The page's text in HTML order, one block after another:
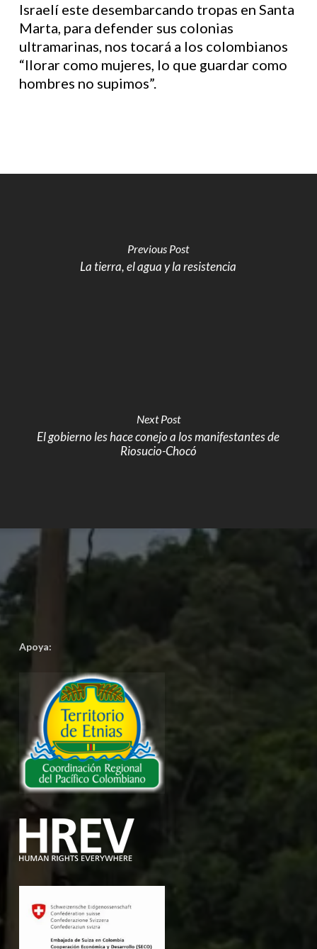
Israelí este desembarcando tropas en Santa
Marta, para defender sus colonias
ultramarinas, nos tocará a los colombianos
“llorar como mujeres, lo que guardar como
hombres no supimos”.
Previous Post
La tierra, el agua y la resistencia
Next Post
El gobierno les hace conejo a los manifestantes de
Riosucio-Chocó
Apoya: